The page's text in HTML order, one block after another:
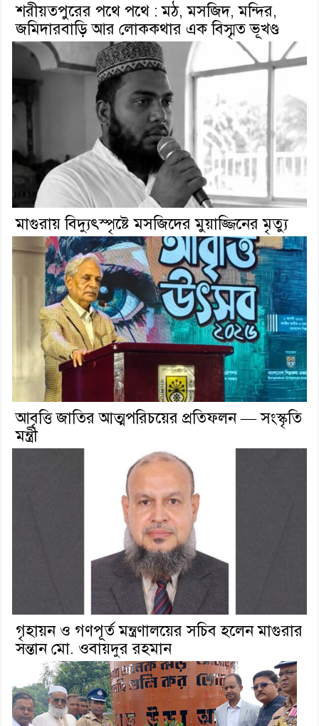
শরীয়তপুরের পথে পথে : মঠ, মসজিদ, মন্দির,
জমিদারবাড়ি আর লোককথার এক বিস্মৃত ভূখণ্ড
মাগুরায় বিদ্যুৎস্পৃষ্টে মসজিদের মুয়াজ্জিনের মৃত্যু
আবৃত্তি জাতির আত্মপরিচয়ের প্রতিফলন — সংস্কৃতি
মন্ত্রী
গৃহায়ন ও গণপূর্ত মন্ত্রণালয়ের সচিব হলেন মাগুরার
সন্তান মো. ওবায়দুর রহমান